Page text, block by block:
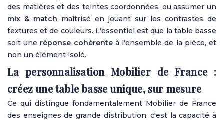
des matières et des teintes coordonnées, ou assumer un
mix & match maîtrisé en jouant sur les contrastes de
textures et de couleurs. L'essentiel est que la table basse
soit une réponse cohérenteà l'ensemble de la pièce, et
non un élément isolé.
La personnalisation Mobilier de France :
créez une table basse unique, sur mesure
Ce qui distingue fondamentalement Mobilier de France
des enseignes de grande distribution, c'est la capacité à